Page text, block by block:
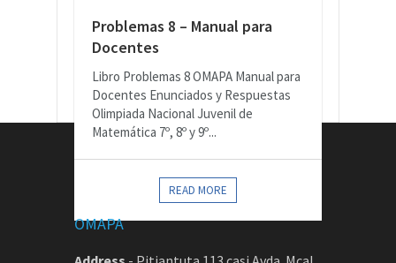
Problemas 8 – Manual para
Docentes
Libro Problemas 8 OMAPA Manual para
Docentes Enunciados y Respuestas
Olimpiada Nacional Juvenil de
Matemática 7º, 8º y 9º...
READ MORE
OMAPA